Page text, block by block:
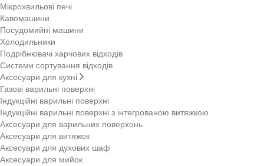
Мікрохвильові печі
Кавомашини
Посудомийні машини
Холодильники
Подрібнювачі харчових відходів
Системи сортування відходів
Аксесуари для кухні
Газові варильні поверхні
Індукційні варильні поверхні
Індукційні варильні поверхні з інтегрованою витяжкою
Аксесуари для варильних поверхонь
Аксесуари для витяжок
Аксесуари для духових шаф
Аксесуари для мийок